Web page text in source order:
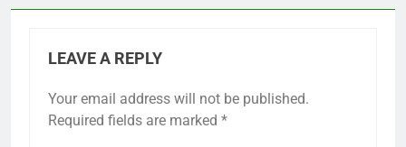
LEAVE A REPLY
Your email address will not be published.
Required fields are marked *